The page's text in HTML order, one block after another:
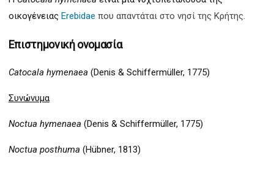
οικογένειας Erebidae που απαντάται στο νησί της Κρήτης.
Επιστημονική ονομασία
Catocala hymenaea (Denis & Schiffermüller, 1775)
Συνώνυμα
Noctua hymenaea (Denis & Schiffermüller, 1775)
Noctua posthuma (Hübner, 1813)